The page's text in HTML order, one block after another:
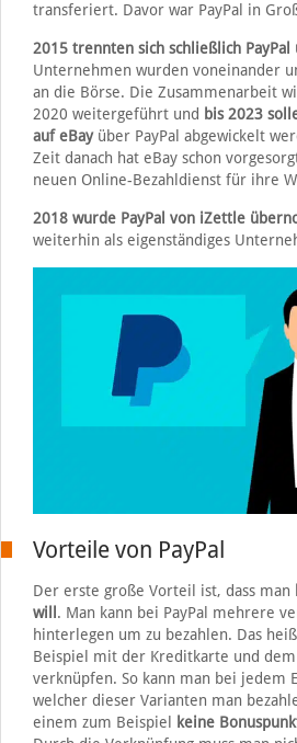
transferiert. Davor war PayPal in
2015 trennten sich schließlich PayPal
Unternehmen wurden voneinander
an die Börse. Die Zusammenarbeit
2020 weitergeführt und bis 2023
auf eBayüber PayPal abgewickelt
Zeit danach hat eBay schon
neuen Online-Bezahldienst für ihre
2018 wurde PayPal von iZettle
weiterhin als eigenständiges
Vorteile von PayPal
Der erste große Vorteil ist, dass man
will . Man kann bei PayPal mehrere
hinterlegen um zu bezahlen. Das
Beispiel mit der Kreditkarte und
verknüpfen. So kann man bei jedem
welcher dieser Varianten man
einem zum Beispiel
keine